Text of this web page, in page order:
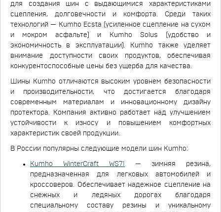
для создания шин с выдающимися характеристиками
сцепления, долговечности и комфорта. Среди таких
технологий — Kumho Ecsta (усиленное сцепление на сухом
и мокром асфальте) и Kumho Solus (удобство и
экономичность в эксплуатации). Kumho также уделяет
внимание доступности своих продуктов, обеспечивая
конкурентоспособные цены без ущерба для качества.
Шины Kumho отличаются высоким уровнем безопасности
и производительности, что достигается благодаря
современным материалам и инновационному дизайну
протектора. Компания активно работает над улучшением
устойчивости к износу и повышением комфортных
характеристик своей продукции.
В России популярны следующие модели шин Kumho:
Kumho WinterCraft WS71
— зимняя резина,
предназначенная для легковых автомобилей и
кроссоверов. Обеспечивает надежное сцепление на
снежных и ледяных дорогах благодаря
специальному составу резины и уникальному